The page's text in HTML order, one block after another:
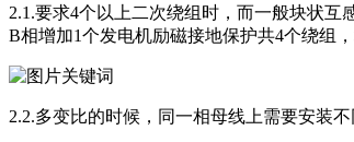
2.1.要求4个以上二次绕组时，而一般块状
B相增加1个发电机励磁接地保护共4个绕组
2.2.多变比的时候，同一相母线上需要安装